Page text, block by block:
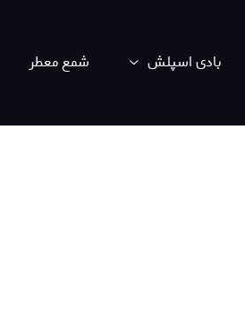
بادی اسپلش شمع معطر